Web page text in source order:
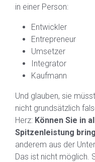
in einer Person:
Entwickler
Entrepreneur
Umsetzer
Integrator
Kaufmann
Und glauben, sie
nicht grundsätzlich
Herz: Können Sie in
Spitzenleistung
anderem aus der
Das ist nicht möglich.